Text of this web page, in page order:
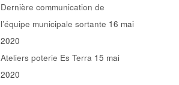
Dernière communication de
l’équipe municipale sortante 16 mai
2020
Ateliers poterie Es Terra 15 mai
2020